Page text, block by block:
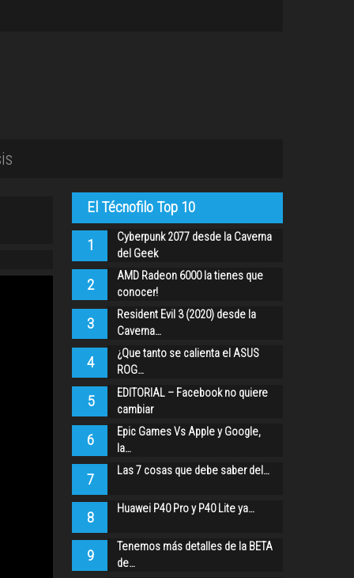
El Técnofilo Top 10
1
Cyberpunk 2077 desde la Caverna
del Geek
2
AMD Radeon 6000 la tienes que
conocer!
3
Resident Evil 3 (2020) desde la
Caverna…
4
¿Que tanto se calienta el ASUS
ROG…
5
EDITORIAL – Facebook no quiere
cambiar
6
Epic Games Vs Apple y Google,
la…
7 Las 7 cosas que debe saber del…
8 Huawei P40 Pro y P40 Lite ya…
9
Tenemos más detalles de la BETA
de…